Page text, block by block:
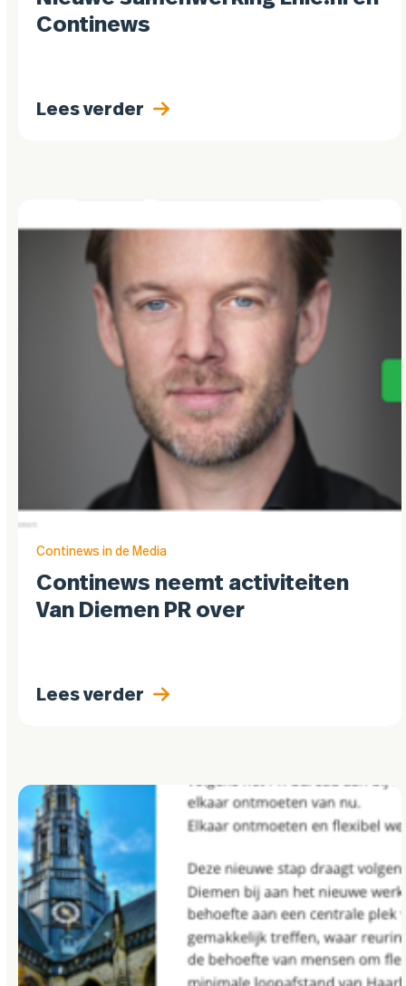
Continews
Lees verder
Continews in de Media
Continews neemt activiteiten
Van Diemen PR over
Lees verder